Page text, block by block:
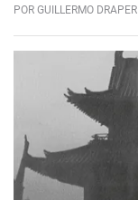
POR GUILLERMO DRAPER